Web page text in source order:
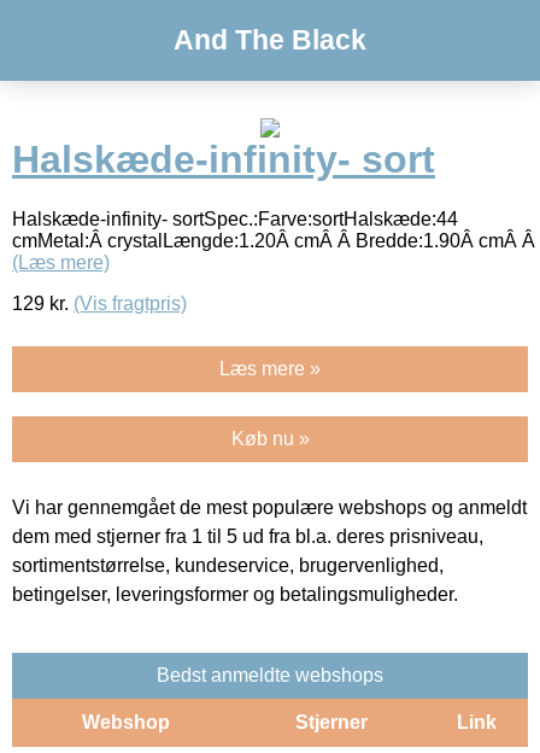
And The Black
Halskæde-infinity- sort
Halskæde-infinity- sortSpec.:Farve:sortHalskæde:44
cmMetal:Â crystalLængde:1.20Â cmÂ Â Bredde:1.90Â cmÂ Â
(Læs mere)
129 kr. (Vis fragtpris)
Læs mere »
Køb nu »
Vi har gennemgået de mest populære webshops og anmeldt
dem med stjerner fra 1 til 5 ud fra bl.a. deres prisniveau,
sortimentstørrelse, kundeservice, brugervenlighed,
betingelser, leveringsformer og betalingsmuligheder.
Bedst anmeldte webshops
Webshop Stjerner Link